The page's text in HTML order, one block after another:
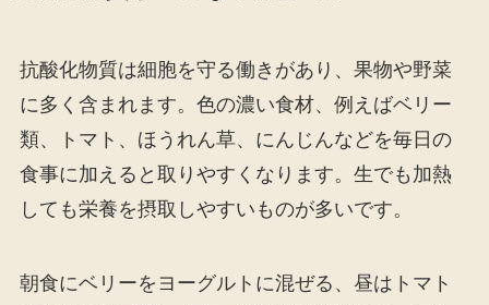
抗酸化物質は細胞を守る働きがあり、果物や野菜
に多く含まれます。色の濃い食材、例えばベリー
類、トマト、ほうれん草、にんじんなどを毎日の
食事に加えると取りやすくなります。生でも加熱
しても栄養を摂取しやすいものが多いです。
朝食にベリーをヨーグルトに混ぜる、昼はトマト